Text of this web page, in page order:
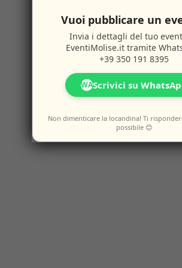
Vuoi pubblicare un
Invia i dettagli del tuo
EventiMolise.it tramite
+39 350 191 8395
WAScrivici su
Non dimenticare la locandina! Ti
possibile 😊